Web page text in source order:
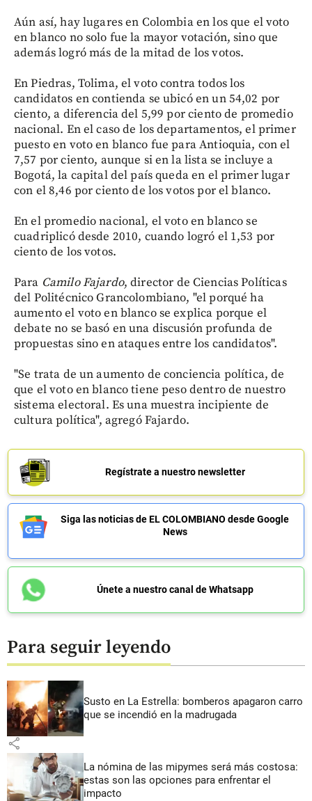
Aún así, hay lugares en Colombia en los que el voto
en blanco no solo fue la mayor votación, sino que
además logró más de la mitad de los votos.
En Piedras, Tolima, el voto contra todos los
candidatos en contienda se ubicó en un 54,02 por
ciento, a diferencia del 5,99 por ciento de promedio
nacional. En el caso de los departamentos, el primer
puesto en voto en blanco fue para Antioquia, con el
7,57 por ciento, aunque si en la lista se incluye a
Bogotá, la capital del país queda en el primer lugar
con el 8,46 por ciento de los votos por el blanco.
En el promedio nacional, el voto en blanco se
cuadriplicó desde 2010, cuando logró el 1,53 por
ciento de los votos.
Para Camilo Fajardo, director de Ciencias Políticas
del Politécnico Grancolombiano, "el porqué ha
aumento el voto en blanco se explica porque el
debate no se basó en una discusión profunda de
propuestas sino en ataques entre los candidatos".
"Se trata de un aumento de conciencia política, de
que el voto en blanco tiene peso dentro de nuestro
sistema electoral. Es una muestra incipiente de
cultura política", agregó Fajardo.
Regístrate a nuestro newsletter
Siga las noticias de EL COLOMBIANO desde Google
News
Únete a nuestro canal de Whatsapp
Para seguir leyendo
Susto en La Estrella: bomberos apagaron carro
que se incendió en la madrugada
share
La nómina de las mipymes será más costosa:
estas son las opciones para enfrentar el
impacto